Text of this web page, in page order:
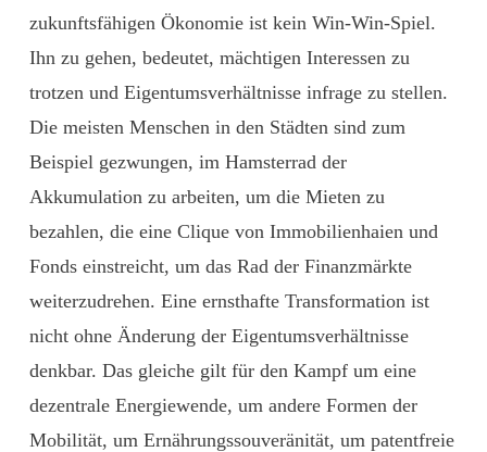
zukunftsfähigen Ökonomie ist kein Win-Win-Spiel.
Ihn zu gehen, bedeutet, mächtigen Interessen zu
trotzen und Eigentumsverhältnisse infrage zu stellen.
Die meisten Menschen in den Städten sind zum
Beispiel gezwungen, im Hamsterrad der
Akkumulation zu arbeiten, um die Mieten zu
bezahlen, die eine Clique von Immobilienhaien und
Fonds einstreicht, um das Rad der Finanzmärkte
weiterzudrehen. Eine ernsthafte Transformation ist
nicht ohne Änderung der Eigentumsverhältnisse
denkbar. Das gleiche gilt für den Kampf um eine
dezentrale Energiewende, um andere Formen der
Mobilität, um Ernährungssouveränität, um patentfreie